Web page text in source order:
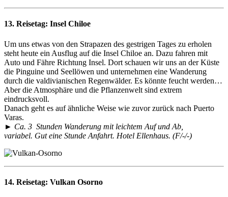
13. Reisetag: Insel Chiloe
Um uns etwas von den Strapazen des gestrigen Tages zu erholen
steht heute ein Ausflug auf die Insel Chiloe an. Dazu fahren mit
Auto und Fähre Richtung Insel. Dort schauen wir uns an der Küste
die Pinguine und Seellöwen und unternehmen eine Wanderung
durch die valdivianischen Regenwälder. Es könnte feucht werden…
Aber die Atmosphäre und die Pflanzenwelt sind extrem
eindrucksvoll.
Danach geht es auf ähnliche Weise wie zuvor zurück nach Puerto
Varas.
► Ca. 3 Stunden Wanderung mit leichtem Auf und Ab,
variabel. Gut eine Stunde Anfahrt. Hotel Ellenhaus. (F/-/-)
14. Reisetag: Vulkan Osorno